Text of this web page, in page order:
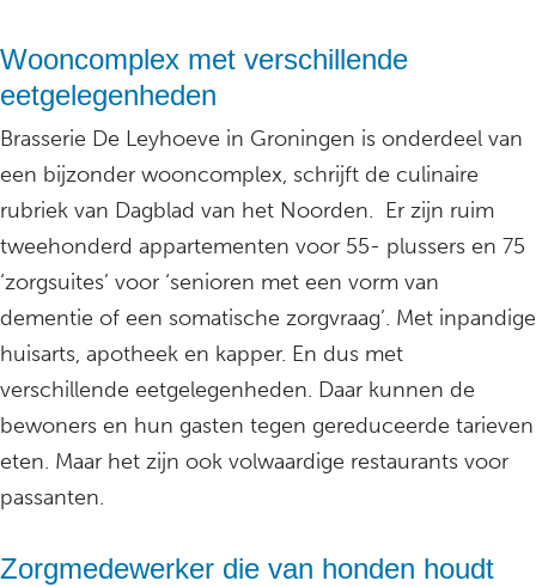
Wooncomplex met verschillende
eetgelegenheden
Brasserie De Leyhoeve in Groningen is onderdeel van
een bijzonder wooncomplex, schrijft de culinaire
rubriek van Dagblad van het Noorden. Er zijn ruim
tweehonderd appartementen voor 55- plussers en 75
‘zorgsuites’ voor ‘senioren met een vorm van
dementie of een somatische zorgvraag’. Met inpandige
huisarts, apotheek en kapper. En dus met
verschillende eetgelegenheden. Daar kunnen de
bewoners en hun gasten tegen gereduceerde tarieven
eten. Maar het zijn ook volwaardige restaurants voor
passanten.
Zorgmedewerker die van honden houdt